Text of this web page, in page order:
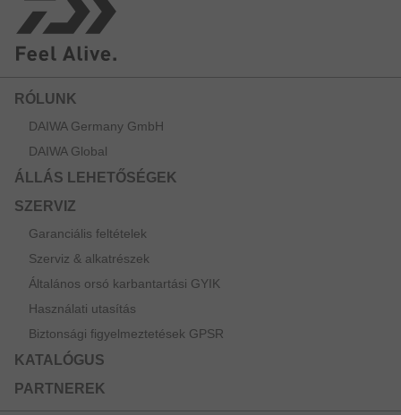
RÓLUNK
DAIWA Germany GmbH
DAIWA Global
ÁLLÁS LEHETŐSÉGEK
SZERVIZ
Garanciális feltételek
Szerviz & alkatrészek
Általános orsó karbantartási GYIK
Használati utasítás
Biztonsági figyelmeztetések GPSR
KATALÓGUS
PARTNEREK